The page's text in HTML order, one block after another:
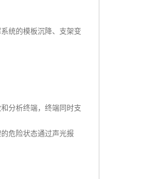
统的模板沉降、支架变
分析终端，终端同时支
危险状态通过声光报